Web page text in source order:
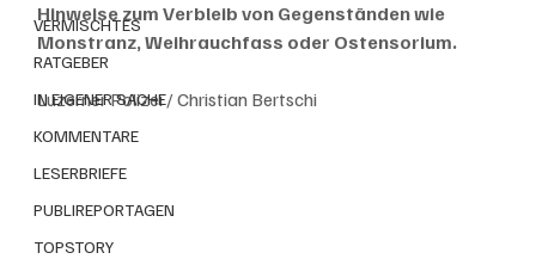
VERMISCHTES
RATGEBER
IN EIGENER SACHE
KOMMENTARE
LESERBRIEFE
PUBLIREPORTAGEN
TOPSTORY
Hinweise zum Verbleib von Gegenständen wie
Monstranz, Weihrauchfass oder Ostensorium.
Luzerner Polizei / Christian Bertschi